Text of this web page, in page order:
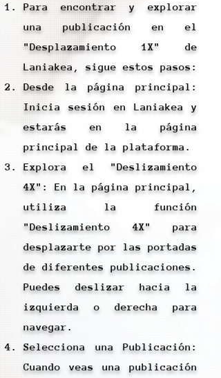
Para encontrar y explorar
una publicación en el
"Desplazamiento 1X" de
Laniakea, sigue estos pasos:
Desde la página principal:
Inicia sesión en Laniakea y
estarás en la página
principal de la plataforma.
Explora el "Deslizamiento
4X": En la página principal,
utiliza la función
"Deslizamiento 4X" para
desplazarte por las portadas
de diferentes publicaciones.
Puedes deslizar hacia la
izquierda o derecha para
navegar.
Selecciona una Publicación:
Cuando veas una publicación